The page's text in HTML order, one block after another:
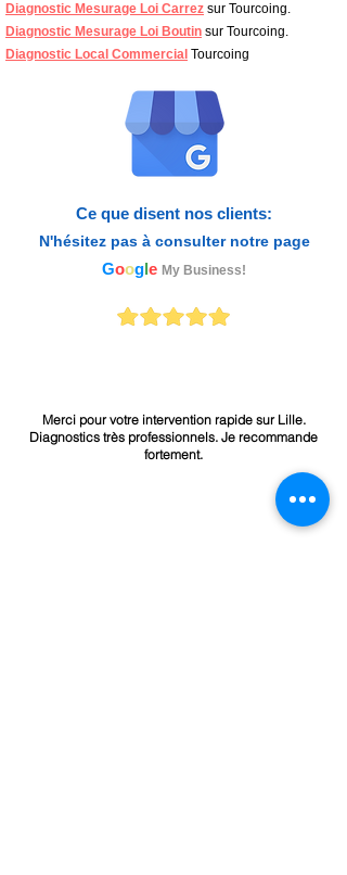
Diagnostic Mesurage Loi Carrez sur Tourcoing.
Diagnostic Mesurage Loi Boutin sur Tourcoing.
Diagnostic Local Commercial Tourcoing
Ce que disent nos clients:
N'hésitez pas à consulter notre page
Google My Business!
Merci pour votre intervention rapide sur Lille.
Diagnostics très professionnels. Je recommande
fortement.